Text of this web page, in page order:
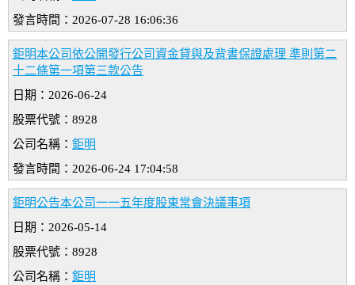
發言時間：2026-07-28 16:06:36
鉅明本公司依公開發行公司資金貸與及背書保證處理 準則第二
十二條第一項第三款公告
日期：2026-06-24
股票代號：8928
公司名稱： 鉅明
發言時間：2026-06-24 17:04:58
鉅明公告本公司一一五年度股東常會決議事項
日期：2026-05-14
股票代號：8928
公司名稱： 鉅明